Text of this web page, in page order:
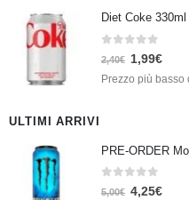
Diet Coke 330ml
Su 5
2,40€ 1,99€
Prezzo più
ULTIMI ARRIVI
Su 5
5,00€ 4,25€